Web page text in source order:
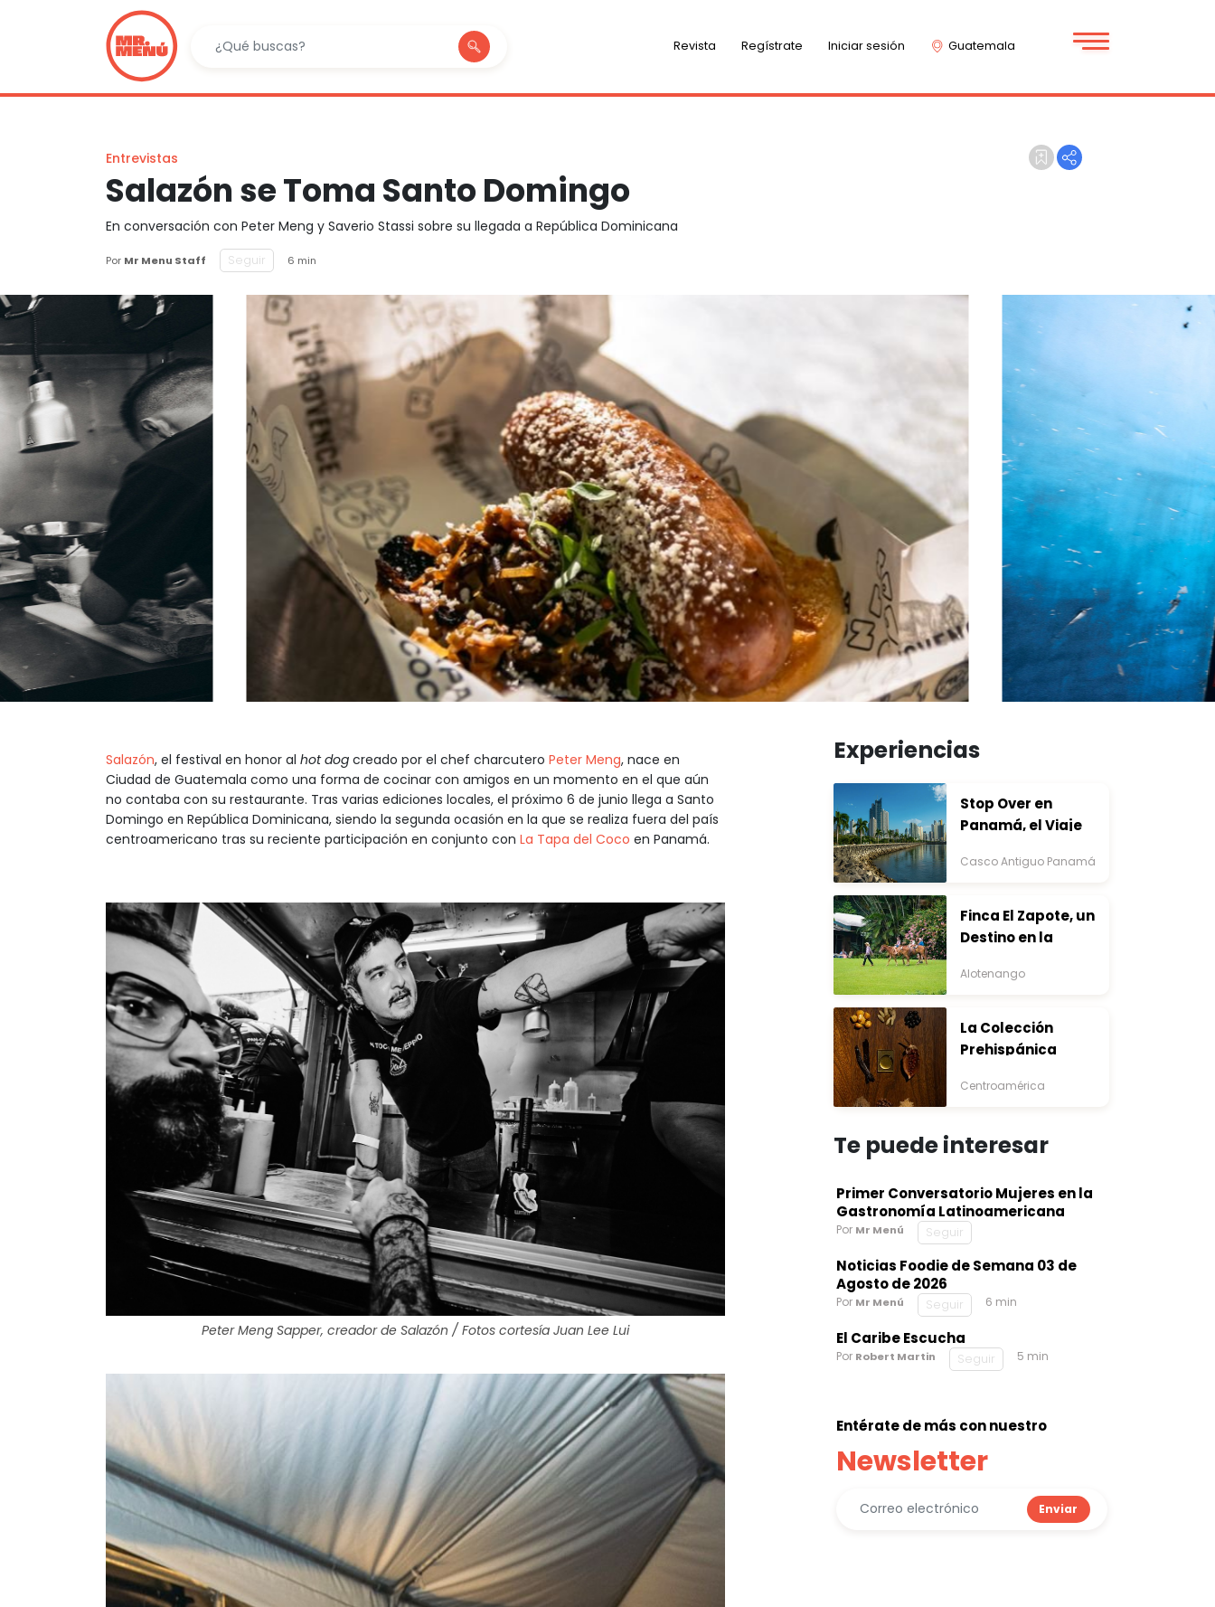
Revista Regístrate Iniciar sesión Guatemala
Entrevistas
Salazón se Toma Santo Domingo
En conversación con Peter Meng y Saverio Stassi sobre su llegada a República Dominicana
Por Mr Menu Staff Seguir 6 min
Salazón, el festival en honor al hot dog creado por el chef charcutero Peter Meng, nace en
Ciudad de Guatemala como una forma de cocinar con amigos en un momento en el que aún
no contaba con su restaurante. Tras varias ediciones locales, el próximo 6 de junio llega a Santo
Domingo en República Dominicana, siendo la segunda ocasión en la que se realiza fuera del país
centroamericano tras su reciente participación en conjunto con La Tapa del Coco en Panamá.
Peter Meng Sapper, creador de Salazón / Fotos cortesía Juan Lee Lui
Experiencias
Stop Over en
Panamá, el Viaje
Destino
Casco Antiguo Panamá
Finca El Zapote, un
Destino en la
Arte y Naturaleza
Alotenango
La Colección
Prehispánica
Centroamérica
Te puede interesar
Primer Conversatorio Mujeres en la
Gastronomía Latinoamericana
Por Mr Menú Seguir
Noticias Foodie de Semana 03 de
Agosto de 2026
Por Mr Menú Seguir 6 min
El Caribe Escucha
Por Robert Martin Seguir 5 min
Entérate de más con nuestro
Newsletter
Enviar